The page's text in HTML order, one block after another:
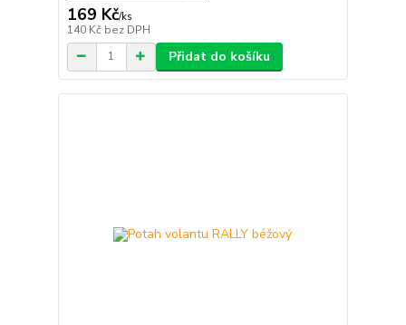
169 Kč/ks
140 Kč bez DPH
Přidat do košíku